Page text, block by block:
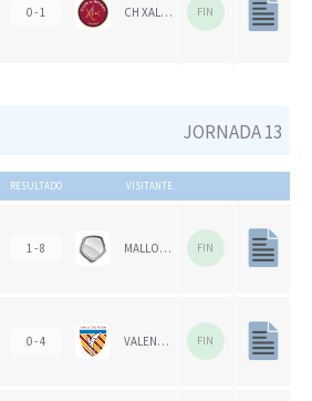
0 - 1 CH XALOC 1993 FIN
JORNADA 13
RESULTADO VISITANTE
1 - 8 MALLORCA CH FIN
0 - 4 VALENCIA CH 1924 FIN